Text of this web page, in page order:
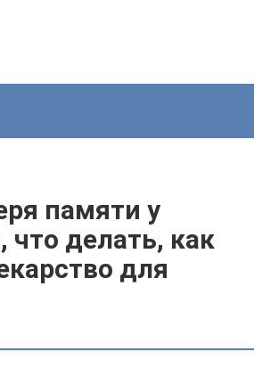
памяти у
делать, как
для